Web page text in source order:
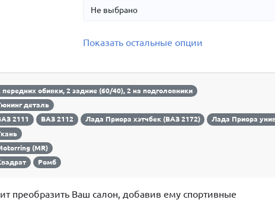
Показать остальные опции
передних обивки, 2 задние (60/40), 2 на подголовники
деталь
2111 ВАЗ 2112 Лада Приора хэтчбек (ВАЗ 2172) Лада Приора
(MR)
Ромб
преобразить Ваш салон, добавив ему спортивные